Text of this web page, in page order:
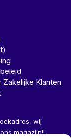
Zakelijke Klanten
wij
magazijn!!